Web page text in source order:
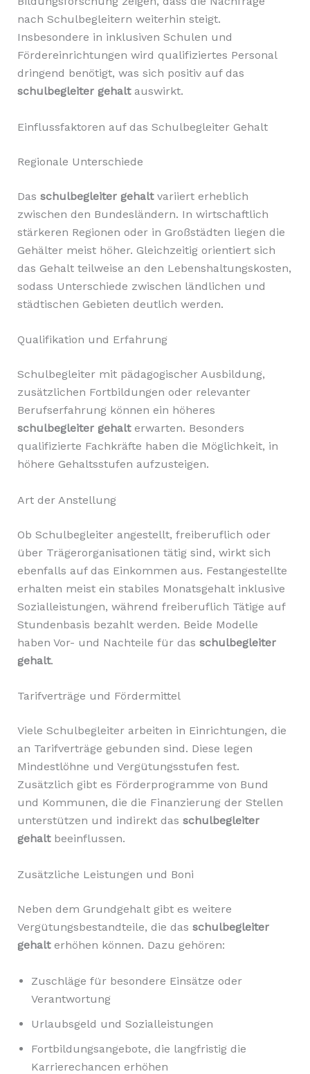
nach Schulbegleitern weiterhin steigt.
Insbesondere in inklusiven Schulen und
Fördereinrichtungen wird qualifiziertes Personal
dringend benötigt, was sich positiv auf das
schulbegleiter gehaltauswirkt.
Einflussfaktoren auf das Schulbegleiter Gehalt
Regionale Unterschiede
Das schulbegleiter gehaltvariiert erheblich
zwischen den Bundesländern. In wirtschaftlich
stärkeren Regionen oder in Großstädten liegen die
Gehälter meist höher. Gleichzeitig orientiert sich
das Gehalt teilweise an den Lebenshaltungskosten,
sodass Unterschiede zwischen ländlichen und
städtischen Gebieten deutlich werden.
Qualifikation und Erfahrung
Schulbegleiter mit pädagogischer Ausbildung,
zusätzlichen Fortbildungen oder relevanter
Berufserfahrung können ein höheres
schulbegleiter gehalterwarten. Besonders
qualifizierte Fachkräfte haben die Möglichkeit, in
höhere Gehaltsstufen aufzusteigen.
Art der Anstellung
Ob Schulbegleiter angestellt, freiberuflich oder
über Trägerorganisationen tätig sind, wirkt sich
ebenfalls auf das Einkommen aus. Festangestellte
erhalten meist ein stabiles Monatsgehalt inklusive
Sozialleistungen, während freiberuflich Tätige auf
Stundenbasis bezahlt werden. Beide Modelle
haben Vor- und Nachteile für das schulbegleiter
gehalt.
Tarifverträge und Fördermittel
Viele Schulbegleiter arbeiten in Einrichtungen, die
an Tarifverträge gebunden sind. Diese legen
Mindestlöhne und Vergütungsstufen fest.
Zusätzlich gibt es Förderprogramme von Bund
und Kommunen, die die Finanzierung der Stellen
unterstützen und indirekt das schulbegleiter
gehaltbeeinflussen.
Zusätzliche Leistungen und Boni
Neben dem Grundgehalt gibt es weitere
Vergütungsbestandteile, die das schulbegleiter
gehalterhöhen können. Dazu gehören:
Zuschläge für besondere Einsätze oder
Verantwortung
Urlaubsgeld und Sozialleistungen
Fortbildungsangebote, die langfristig die
Karrierechancen erhöhen